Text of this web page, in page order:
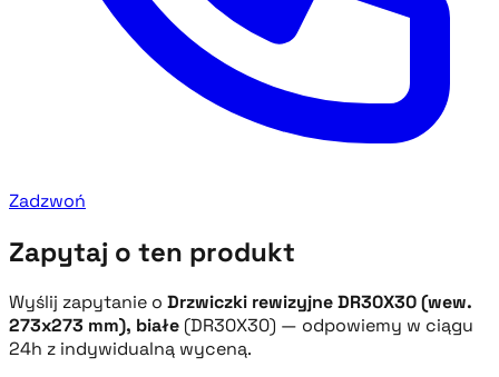
Zadzwoń
Zapytaj o ten produkt
Wyślij zapytanie o Drzwiczki rewizyjne DR30X30 (wew.
273x273 mm), białe (DR30X30) — odpowiemy w ciągu
24h z indywidualną wyceną.